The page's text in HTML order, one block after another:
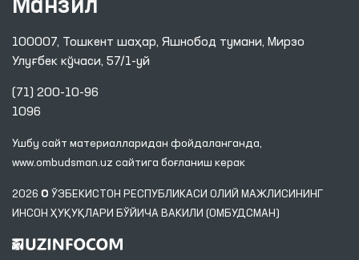
Манзил
100007, Тошкент шаҳар, Яшнобод тумани, Мирзо
Улуғбек кўчаси, 57/1-уй
(71) 200-10-96
1096
Ушбу сайт материалларидан фойдаланганда,
www.ombudsman.uz сайтига боғланиш керак
2026 © ЎЗБЕКИСТОН РЕСПУБЛИКАСИ ОЛИЙ МАЖЛИСИНИНГ
ИНСОН ҲУҚУҚЛАРИ БЎЙИЧА ВАКИЛИ (ОМБУДСМАН)